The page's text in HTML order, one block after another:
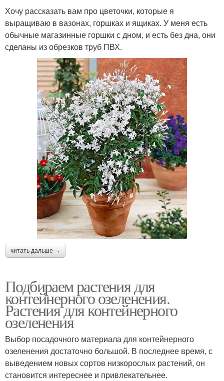
Хочу рассказать вам про цветочки, которые я
выращиваю в вазонах, горшках и ящиках. У меня есть
обычные магазинные горшки с дном, и есть без дна, они
сделаны из обрезков труб ПВХ.
читать дальше →
Подбираем растения для
контейнерного озеленения.
Растения для контейнерного
озеленения
Выбор посадочного материала для контейнерного
озеленения достаточно большой. В последнее время, с
выведением новых сортов низкорослых растений, он
становится интереснее и привлекательнее.